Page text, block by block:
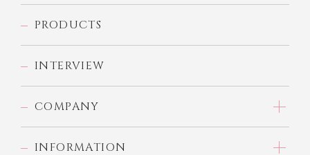
PRODUCTS
INTERVIEW
COMPANY
INFORMATION